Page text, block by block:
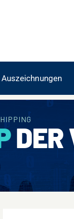
Auszeichnungen
DER